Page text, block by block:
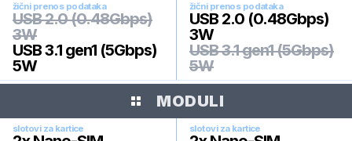
žični prenos podataka
USB 2.0 (0.48Gbps)
3W
USB 3.1 gen1 (5Gbps)
5W
žični prenos podataka
USB 2.0 (0.48Gbps)
3W
USB 3.1 gen1 (5Gbps)
5W
MODULI
slotovi za kartice slotovi za kartice